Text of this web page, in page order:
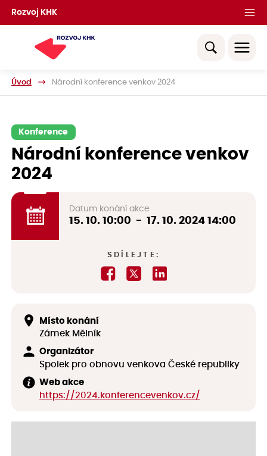
Rozvoj KHK
Úvod Národní konference venkov 2024
Konference
Národní konference venkov
2024
Datum konání akce
15. 10. 10:00 - 17. 10. 2024 14:00
SDÍLEJTE:
Místo konání
Zámek Mělník
Organizátor
Spolek pro obnovu venkova České republiky
Web akce
https://2024.konferencevenkov.cz/